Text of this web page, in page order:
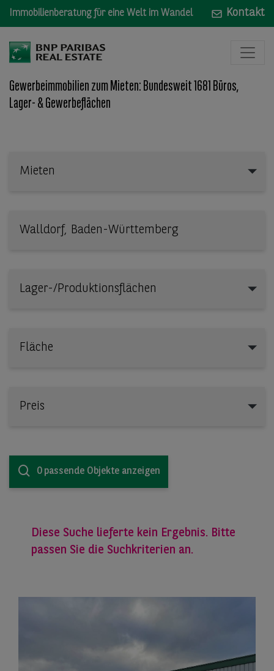
Immobilienberatung für eine Welt im Wandel Kontakt
Gewerbeimmobilien zum Mieten: Bundesweit 1681 Büros,
Lager- & Gewerbeflächen
Mieten
Lager-/Produktionsflächen
Fläche
Preis
0 passende Objekte anzeigen
Diese Suche lieferte kein Ergebnis. Bitte
passen Sie die Suchkriterien an.